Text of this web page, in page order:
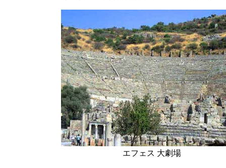
エフェス 大劇場